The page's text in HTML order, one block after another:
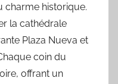
charme historique.
la cathédrale
Plaza Nueva et
coin du
offrant un